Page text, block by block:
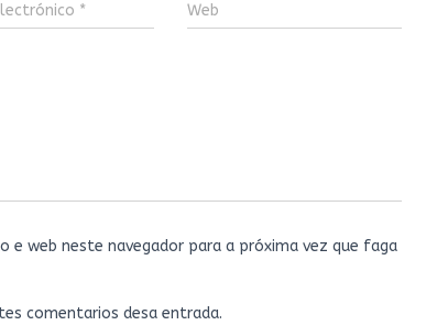
* Web
e web neste navegador para a próxima vez que faga
comentarios desa entrada.